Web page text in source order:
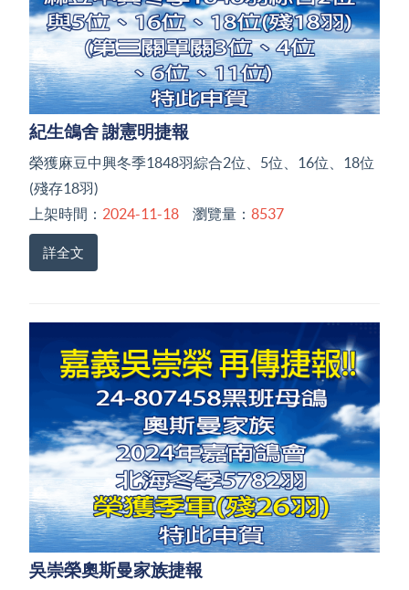
紀生鴿舍 謝憲明捷報
榮獲麻豆中興冬季1848羽綜合2位、5位、16位、18位
(殘存18羽)
上架時間： 2024-11-18 瀏覽量： 8537
詳全文
吳崇榮奧斯曼家族捷報